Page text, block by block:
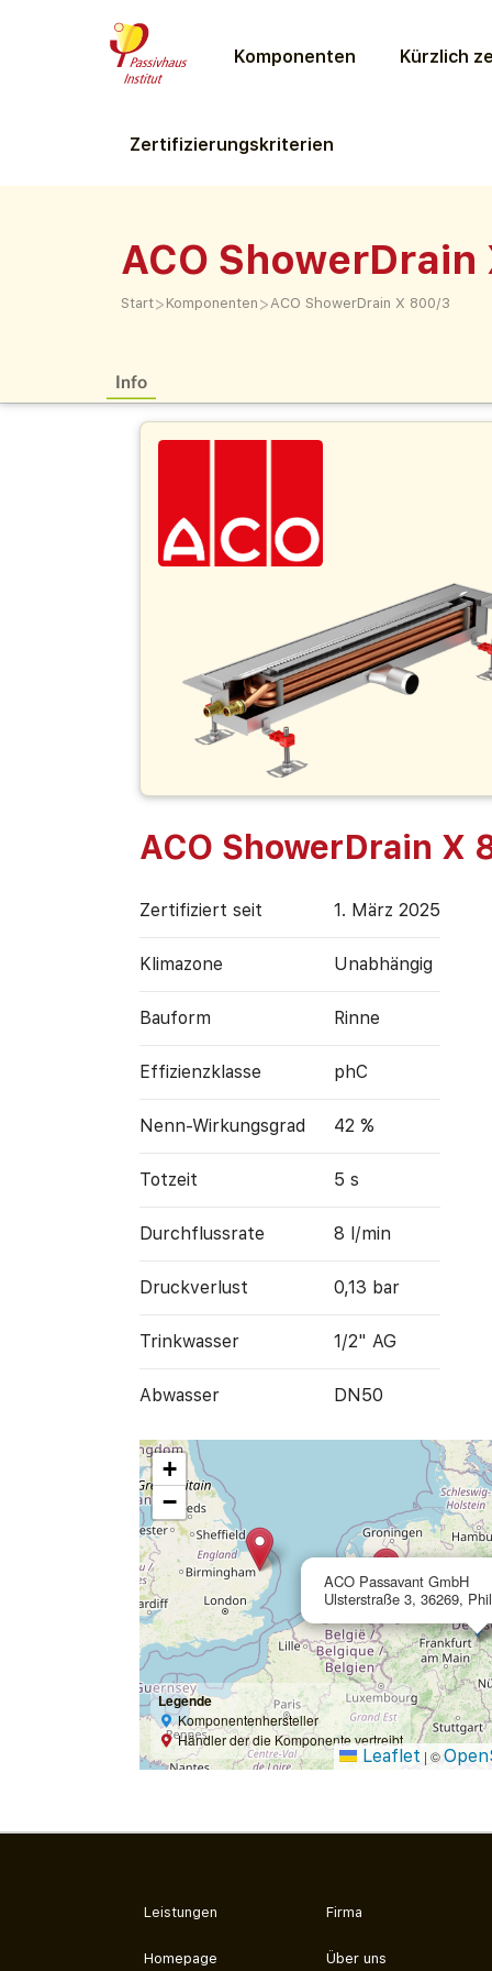
Komponenten Kürzlich
Zertifizierungs­kriterien
ACO
Start> Komponenten >ACO ShowerDrain X 800/3
Info
ACO ShowerDrain X
Zertifiziert seit 1. März 2025
Klimazone Unabhängig
Bauform Rinne
Effizienz­klasse phC
Nenn-Wirkungs­grad 42 %
Totzeit 5 s
Durch­flussrate 8 l/min
Druckverlust 0,13 bar
Trink­wasser 1/2" AG
Abwasser DN50
ACO Passavant GmbH
Ulsterstraße 3, 36269,
+
−
Legende
Komponentenhersteller
Händler der die Komponente vertreibt
Leaflet | ©
Leistungen
Homepage
Firma
Über uns